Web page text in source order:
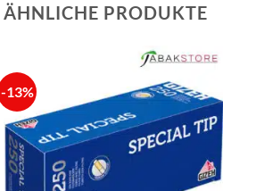
ÄHNLICHE PRODUKTE
-13%